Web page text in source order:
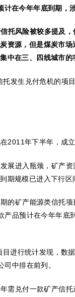
计在今年年底到期，
托风险被较多提及
资源，但是煤炭市
中在三、四线城市的
托发生兑付危机的项
2011年下半年，成
展进入瓶颈，矿产
期规模已进入下行区
的矿产能源类信托项
产品预计在今年年底
目进行统计发现，数
司中排在前列。
需兑付一款矿产信